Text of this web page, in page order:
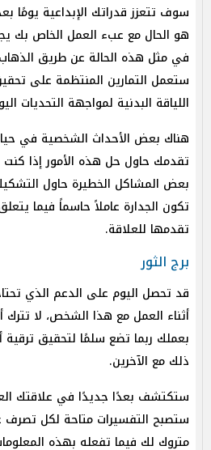
سوف تتعزز قدراتك الإبداعية يومًا
هو الحال مع عبء العمل الخاص
في مثل هذه الحالة عن طريق الذهاب
ستعمل التمارين المنتظمة على
اللياقة البدنية لمواجهة التحديات
هناك بعض الأحداث الشخصية في
تقدمك حاول حل هذه الأمور إذا
بعض المشاكل الخطيرة حاول
تكون الجدارة عاملاً حاسماً فيما
تقدمها للعلاقة.
برج الثور
قد تحصل اليوم على الدعم الذي
أثناء العمل مع هذا الشخص، لا تترك
بعملك ربما تضع سلمًا لتحقيق
ذلك مع الآخرين.
ستكتشف بعدًا جديدًا في علاقتك
ستصبح التفسيرات متاحة لكل تصرف
متروك لك فيما تفعله بهذه